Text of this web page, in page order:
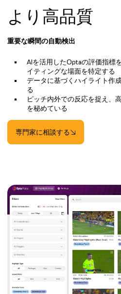
より高品質
重要な瞬間の自動検出
AIを活用したOptaの評価指標
イティングな場面を特定する
データに基づくハイライト作
る
ピッチ内外での反応を捉え、
を秘めている
専門家に相談する